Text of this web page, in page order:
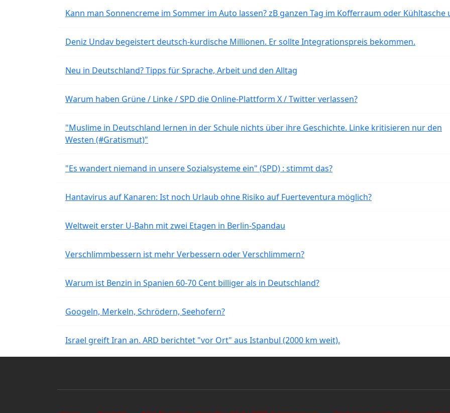
Kann man Sonnencreme im Sommer im Auto lassen? zB ganzen Tag im Kofferraum oder Kühltasche
Deniz Undav begeistert deutsch-kurdische Millionen. Er sollte Integrationspreis bekommen.
Neu in Deutschland? Tipps für Sprache, Arbeit und den Alltag
Warum haben Grüne / Linke / SPD die Online-Plattform X / Twitter verlassen?
"Muslime in Deutschland lernen in der Schule nichts über ihre Geschichte. Linke kritisieren nur den
Westen (#Gratismut)"
"Es wandert niemand in unsere Sozialsysteme ein" (SPD) : stimmt das?
Hantavirus auf Kanaren: Ist noch Urlaub ohne Risiko auf Fuerteventura möglich?
Weltweit erster U-Bahn mit zwei Etagen in Berlin-Spandau
Verschlimmbessern ist mehr Verbessern oder Verschlimmern?
Warum ist Benzin in Spanien 60-70 Cent billiger als in Deutschland?
Googeln, Merkeln, Schrödern, Seehofern?
Israel greift Iran an. ARD berichtet "vor Ort" aus Istanbul (2000 km weit).